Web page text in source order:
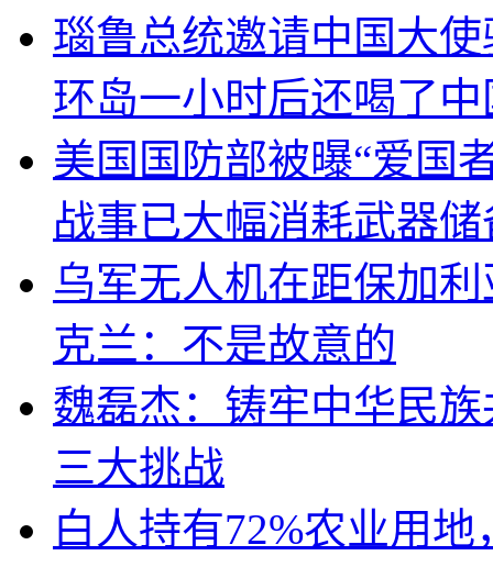
瑙鲁总统邀请中国大
环岛一小时后还喝了
美国国防部被曝“爱国
战事已大幅消耗武器储
乌军无人机在距保加
克兰：不是故意的
魏磊杰：铸牢中华民
三大挑战
白人持有72%农业用